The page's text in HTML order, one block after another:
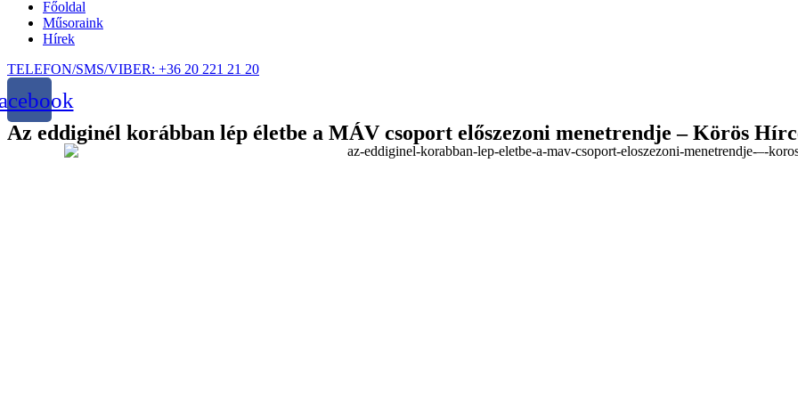
Főoldal
Műsoraink
Hírek
TELEFON/SMS/VIBER: +36 20 221 21 20
Az eddiginél korábban lép életbe a MÁV csoport előszezoni menetrendje – Körös